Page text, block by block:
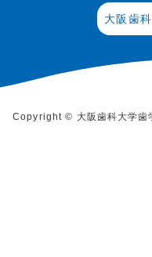
大阪歯
Copyright © 大阪歯科大学